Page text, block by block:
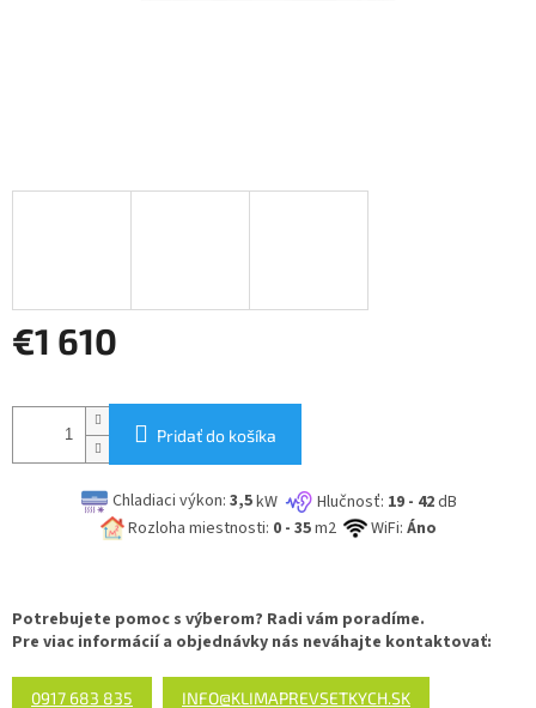
€1 610
cena:
Pridať do košíka
Chladiaci výkon: 3,5kW Hlučnosť: 19 - 42dB
Rozloha miestnosti: 0 - 35m2 WiFi: Áno
Potrebujete pomoc s výberom? Radi vám poradíme.
Pre viac informácií a objednávky nás neváhajte kontaktovať:
0917 683 835 INFO@KLIMAPREVSETKYCH.SK